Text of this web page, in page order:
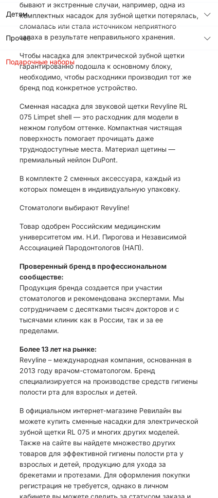
Детям
Прочее
Подарочные наборы
бывают и экстренные случаи, например, одна из
комплектных насадок для зубной щетки потерялась,
сломалась или стала источником неприятного
запаха в результате неправильного хранения.
Чтобы насадка для электрической зубной щетки
гарантированно подошла к основному блоку,
необходимо, чтобы расходники производил тот же
бренд под конкретное устройство.
Сменная насадка для звуковой щетки Revyline RL
075 Limpet shell — это расходник для модели в
нежном голубом оттенке. Компактная чистящая
поверхность помогает прочищать даже
труднодоступные места. Материал щетины —
премиальный нейлон DuPont.
В комплекте 2 сменных аксессуара, каждый из
которых помещен в индивидуальную упаковку.
Стоматологи выбирают Revyline!
Товар одобрен Российским медицинским
университетом им. Н.И. Пирогова и Независимой
Ассоциацией Пародонтологов (НАП).
Проверенный бренд в профессиональном
сообществе:
Продукция бренда создается при участии
стоматологов и рекомендована экспертами. Мы
сотрудничаем с десятками тысяч докторов и с
тысячами клиник как в России, так и за ее
пределами.
Более 13 лет на рынке:
Revyline – международная компания, основанная в
2013 году врачом-стоматологом. Бренд
специализируется на производстве средств гигиены
полости рта для взрослых и детей.
В официальном интернет-магазине Ревилайн вы
можете купить сменные насадки для электрической
зубной щетки RL 075 и многих других моделей.
Также на сайте вы найдете множество других
товаров для эффективной гигиены полости рта у
взрослых и детей, продукцию для ухода за
брекетами и протезами. Для оформления покупки
регистрация не требуется, однако в личном
кабинете вы можете следить за статусом заказа и